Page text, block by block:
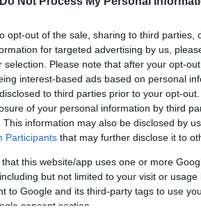
opt-out of the sale, sharing to third parties,
for targeted advertising by us,
selection. Please note that after your opt-
interest-based ads based on personal
to third parties prior to your opt-
of your personal information by third
This information may also be disclosed by
Participants that may further disclose it to
that this website/app uses one or more
but not limited to your visit or
to Google and its third-party tags to use
consent section.
πλευρά εμφανίζεται
εμπλοκή συλλόγων της
από αθλητική άποψη».
προβληματισμό για τον τρόπο
με χειρονομίες και σήματα